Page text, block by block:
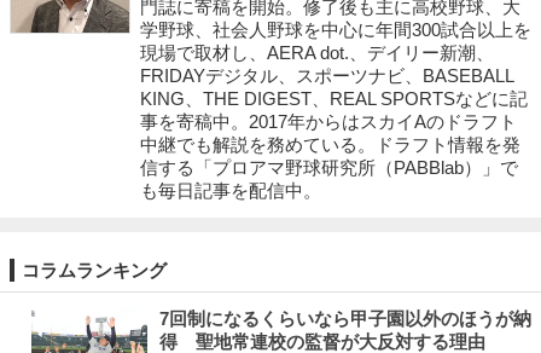
門誌に寄稿を開始。修了後も主に高校野球、大
学野球、社会人野球を中心に年間300試合以上を
現場で取材し、AERA dot.、デイリー新潮、
FRIDAYデジタル、スポーツナビ、BASEBALL
KING、THE DIGEST、REAL SPORTSなどに記
事を寄稿中。2017年からはスカイAのドラフト
中継でも解説を務めている。ドラフト情報を発
信する「プロアマ野球研究所（PABBlab）」で
も毎日記事を配信中。
コラムランキング
7回制になるくらいなら甲子園以外のほうが納
得 聖地常連校の監督が大反対する理由